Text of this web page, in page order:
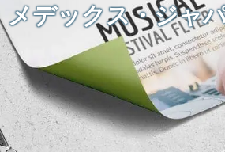
メデックス・ジャ